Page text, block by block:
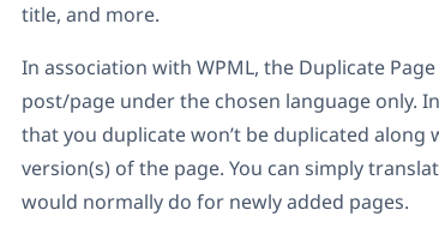
title, and more.
In association with WPML, the Duplicate
post/page under the chosen language only.
that you duplicate won’t be duplicated along
version(s) of the page. You can simply
would normally do for newly added pages.